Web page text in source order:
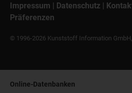
Impressum | Datenschutz |
Präferenzen
© 1996-2026 Kunststoff Information
Online-Datenbanken